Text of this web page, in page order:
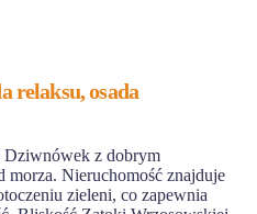
relaksu, osada
Dziwnówek z dobrym
morza. Nieruchomość znajduje
zieleni, co zapewnia